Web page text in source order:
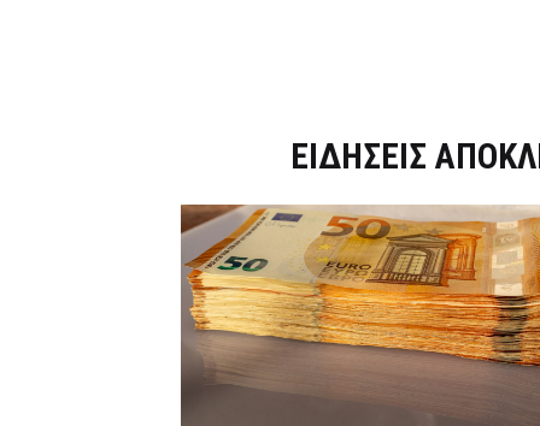
ΕΙΔΗΣΕΙΣ